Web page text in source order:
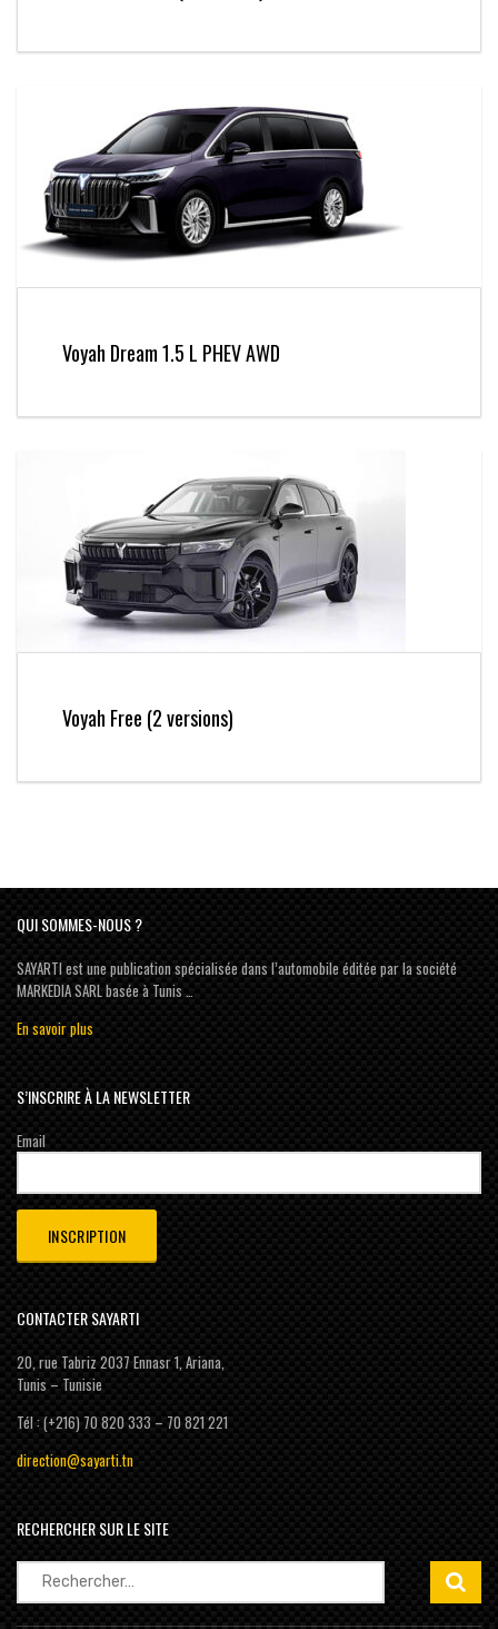
Voyah Dream 1.5 L PHEV AWD
Voyah Free (2 versions)
QUI SOMMES-NOUS ?
SAYARTI est une publication spécialisée dans l’automobile éditée par la société
MARKEDIA SARL basée à Tunis …
En savoir plus
S’INSCRIRE À LA NEWSLETTER
Email
CONTACTER SAYARTI
20, rue Tabriz 2037 Ennasr 1, Ariana,
Tunis – Tunisie
Tél : (+216) 70 820 333 – 70 821 221
direction@sayarti.tn
RECHERCHER SUR LE SITE
Rechercher :